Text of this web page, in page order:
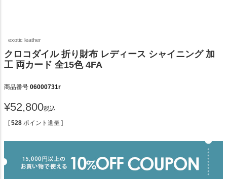
exotic leather
クロコダイル 折り財布 レディース シャイニング 加
工 両カード 全15色 4FA
商品番号 06000731r
¥52,800税込
[ 528 ポイント進呈 ]